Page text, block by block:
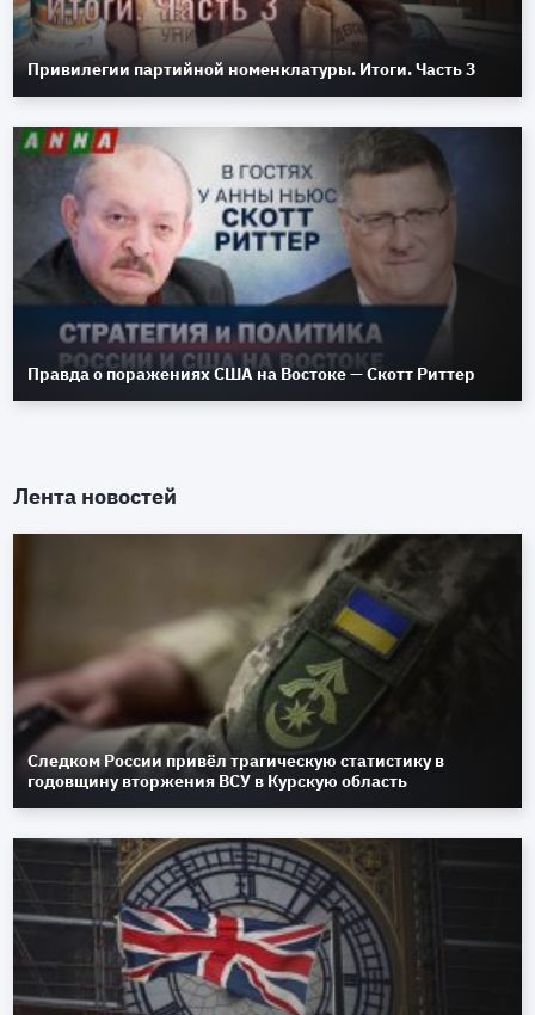
Привилегии партийной номенклатуры. Итоги. Часть 3
Правда о поражениях США на Востоке — Скотт Риттер
Лента новостей
Следком России привёл трагическую статистику в
годовщину вторжения ВСУ в Курскую область